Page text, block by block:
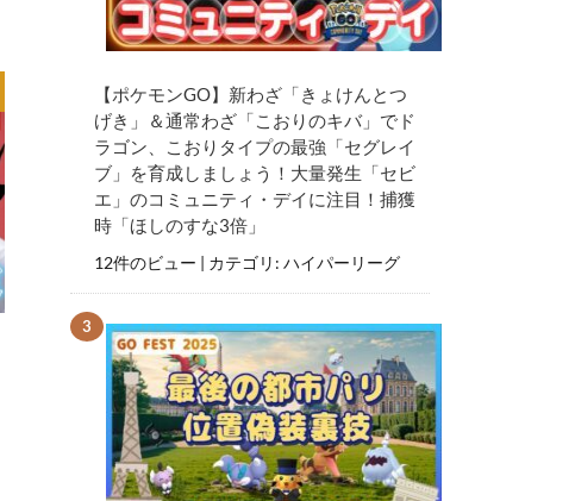
【ポケモンGO】新わざ「きょけんとつ
げき」＆通常わざ「こおりのキバ」でド
ラゴン、こおりタイプの最強「セグレイ
ブ」を育成しましょう！大量発生「セビ
エ」のコミュニティ・デイに注目！捕獲
時「ほしのすな3倍」
12件のビュー | カテゴリ: ハイパーリーグ